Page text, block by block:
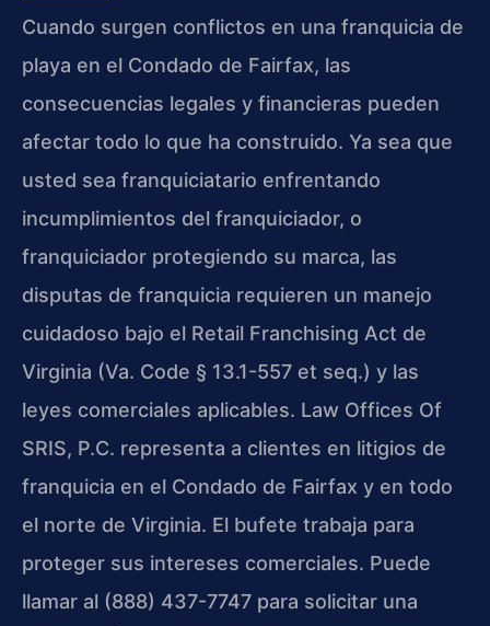
Cuando surgen conflictos en una franquicia de
playa en el Condado de Fairfax, las
consecuencias legales y financieras pueden
afectar todo lo que ha construido. Ya sea que
usted sea franquiciatario enfrentando
incumplimientos del franquiciador, o
franquiciador protegiendo su marca, las
disputas de franquicia requieren un manejo
cuidadoso bajo el Retail Franchising Act de
Virginia (Va. Code § 13.1-557 et seq.) y las
leyes comerciales aplicables. Law Offices Of
SRIS, P.C. representa a clientes en litigios de
franquicia en el Condado de Fairfax y en todo
el norte de Virginia. El bufete trabaja para
proteger sus intereses comerciales. Puede
llamar al (888) 437-7747 para solicitar una